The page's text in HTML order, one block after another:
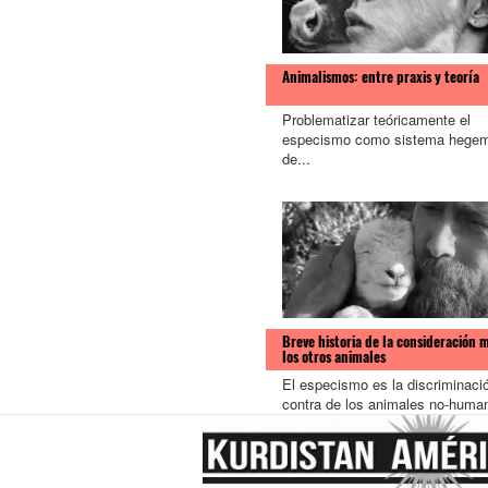
Animalismos: entre praxis y teoría
Problematizar teóricamente el
especismo como sistema
de...
Breve historia de la consideración
los otros animales
El especismo es la
contra de los animales no-